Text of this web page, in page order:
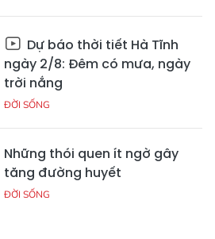
Dự báo thời tiết Hà Tĩnh
ngày 2/8: Đêm có mưa, ngày
trời nắng
ĐỜI SỐNG
Những thói quen ít ngờ gây
tăng đường huyết
ĐỜI SỐNG